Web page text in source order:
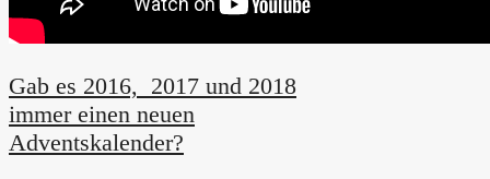
Gab es 2016, 2017 und 2018
immer einen neuen
Adventskalender?